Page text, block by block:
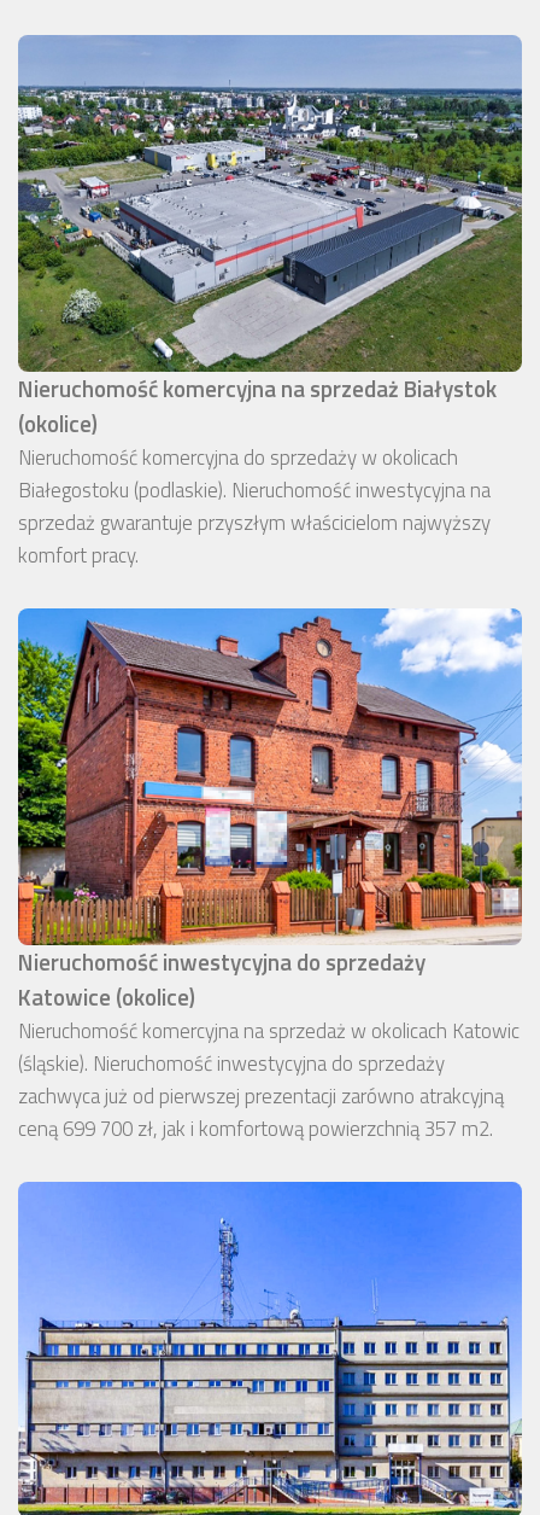
Nieruchomość komercyjna na sprzedaż Białystok
(okolice)
Nieruchomość komercyjna do sprzedaży w okolicach
Białegostoku (podlaskie). Nieruchomość inwestycyjna na
sprzedaż gwarantuje przyszłym właścicielom najwyższy
komfort pracy.
Nieruchomość inwestycyjna do sprzedaży
Katowice (okolice)
Nieruchomość komercyjna na sprzedaż w okolicach Katowic
(śląskie). Nieruchomość inwestycyjna do sprzedaży
zachwyca już od pierwszej prezentacji zarówno atrakcyjną
ceną 699 700 zł, jak i komfortową powierzchnią 357 m2.